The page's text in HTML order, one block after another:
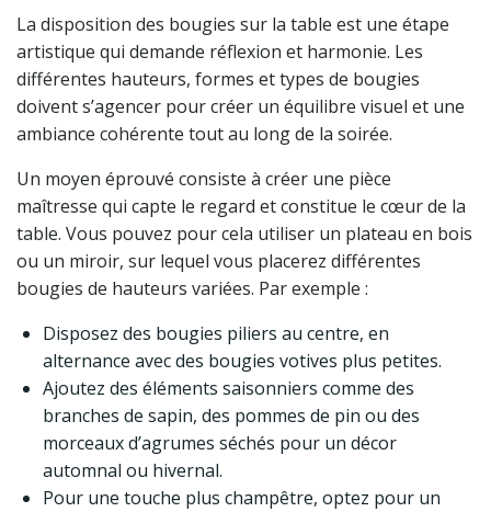
La disposition des bougies sur la table est une étape
artistique qui demande réflexion et harmonie. Les
différentes hauteurs, formes et types de bougies
doivent s’agencer pour créer un équilibre visuel et une
ambiance cohérente tout au long de la soirée.
Un moyen éprouvé consiste à créer une pièce
maîtresse qui capte le regard et constitue le cœur de la
table. Vous pouvez pour cela utiliser un plateau en bois
ou un miroir, sur lequel vous placerez différentes
bougies de hauteurs variées. Par exemple :
Disposez des bougies piliers au centre, en
alternance avec des bougies votives plus petites.
Ajoutez des éléments saisonniers comme des
branches de sapin, des pommes de pin ou des
morceaux d’agrumes séchés pour un décor
automnal ou hivernal.
Pour une touche plus champêtre, optez pour un